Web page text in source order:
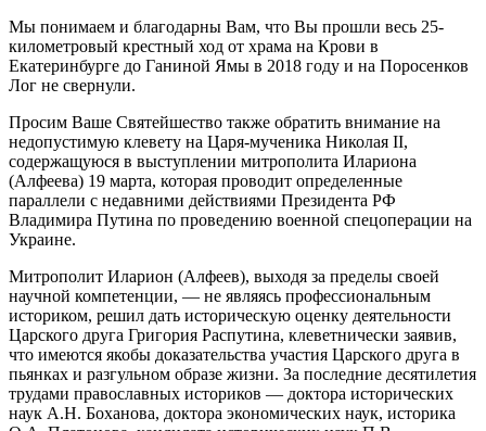
Мы понимаем и благодарны Вам, что Вы прошли весь 25-
километровый крестный ход от храма на Крови в
Екатеринбурге до Ганиной Ямы в 2018 году и на Поросенков
Лог не свернули.
Просим Ваше Святейшество также обратить внимание на
недопустимую клевету на Царя-мученика Николая II,
содержащуюся в выступлении митрополита Илариона
(Алфеева) 19 марта, которая проводит определенные
параллели с недавними действиями Президента РФ
Владимира Путина по проведению военной спецоперации на
Украине.
Митрополит Иларион (Алфеев), выходя за пределы своей
научной компетенции, — не являясь профессиональным
историком, решил дать историческую оценку деятельности
Царского друга Григория Распутина, клеветнически заявив,
что имеются якобы доказательства участия Царского друга в
пьянках и разгульном образе жизни. За последние десятилетия
трудами православных историков — доктора исторических
наук А.Н. Боханова, доктора экономических наук, историка